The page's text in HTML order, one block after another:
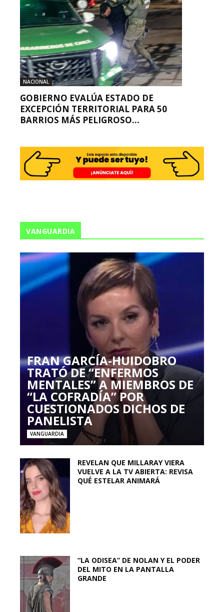
NACIONAL
GOBIERNO EVALÚA ESTADO DE
EXCEPCIÓN TERRITORIAL PARA 50
BARRIOS MÁS PELIGROSO...
VANGUARDIA
FRAN GARCÍA-HUIDOBRO
TRATÓ DE “ENFERMOS
MENTALES” A MIEMBROS DE
“LA COFRADÍA” POR
CUESTIONADOS DICHOS DE
PANELISTA
VANGUARDIA
REVELAN QUE MILLARAY VIERA
VUELVE A LA TV ABIERTA: REVISA
QUÉ ESTELAR ANIMARÁ
“LA ODISEA” DE NOLAN Y EL PODER
DEL MITO EN LA PANTALLA
GRANDE